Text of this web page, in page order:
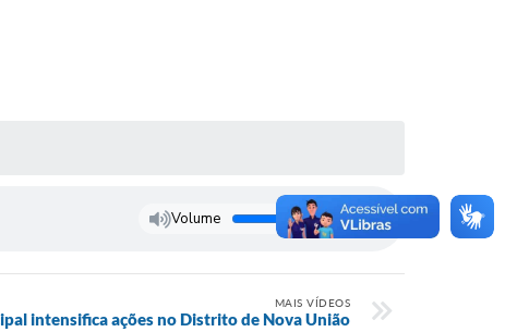
Volume
MAIS VÍDEOS
intensifica ações no Distrito de Nova União